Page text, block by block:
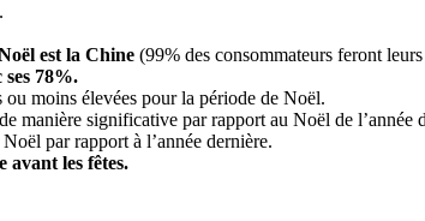
est la Chine (99% des consommateurs feront
78%.
ou moins élevées pour la période de Noël.
manière significative par rapport au Noël de l’année
par rapport à l’année dernière.
avant les fêtes.